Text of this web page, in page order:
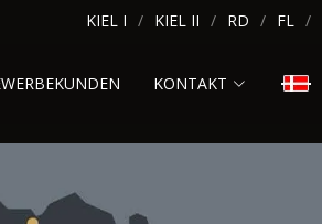
KIEL I KIEL II RD FL
KONTAKT